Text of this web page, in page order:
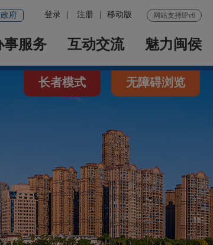
网站支持IPv6
登录 注册 移动版
府
事服务 互动交流 魅力闽侯
长者模式 无障碍浏览